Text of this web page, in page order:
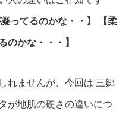
ってるのかな・・】
【柔
のかな・・・】
れませんが、今回は 三郷
が地肌の硬さの違いにつ